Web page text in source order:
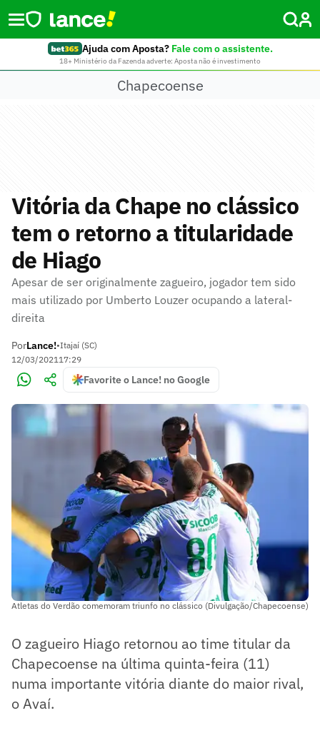
Ajuda com Aposta? Fale com o assistente.
18+ Ministério da Fazenda adverte: Aposta não é investimento
Chapecoense
Vitória da Chape no clássico
tem o retorno a titularidade
de Hiago
Apesar de ser originalmente zagueiro, jogador tem sido
mais utilizado por Umberto Louzer ocupando a lateral-
direita
PorLance!•Itajaí (SC)
12/03/202117:29
Favorite o Lance! no Google
Atletas do Verdão comemoram triunfo no clássico (Divulgação/Chapecoense)
O zagueiro Hiago retornou ao time titular da
Chapecoense na última quinta-feira (11)
numa importante vitória diante do maior rival,
o Avaí.